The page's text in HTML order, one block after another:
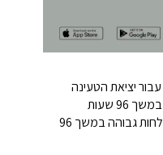
שעות
- בדיקות טמפרטורה/לחות גבוהה במשך 96